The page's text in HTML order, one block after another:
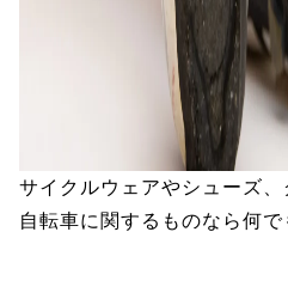
サイクルウェアやシューズ、
自転車に関するものなら何で